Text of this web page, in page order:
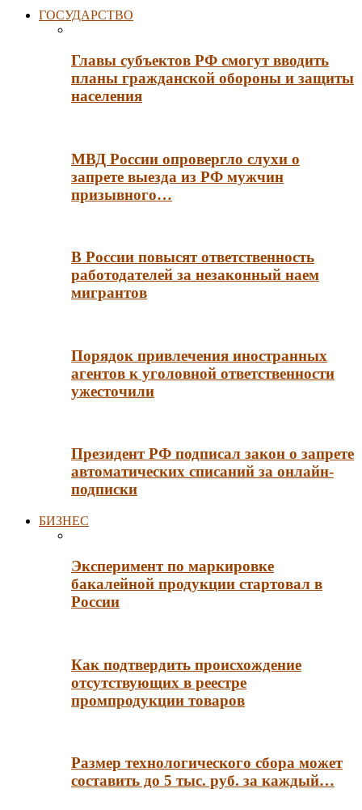
ГОСУДАРСТВО
Главы субъектов РФ смогут вводить
планы гражданской обороны и защиты
населения
МВД России опровергло слухи о
запрете выезда из РФ мужчин
призывного…
В России повысят ответственность
работодателей за незаконный наем
мигрантов
Порядок привлечения иностранных
агентов к уголовной ответственности
ужесточили
Президент РФ подписал закон о запрете
автоматических списаний за онлайн-
подписки
БИЗНЕС
Эксперимент по маркировке
бакалейной продукции стартовал в
России
Как подтвердить происхождение
отсутствующих в реестре
промпродукции товаров
Размер технологического сбора может
составить до 5 тыс. руб. за каждый…